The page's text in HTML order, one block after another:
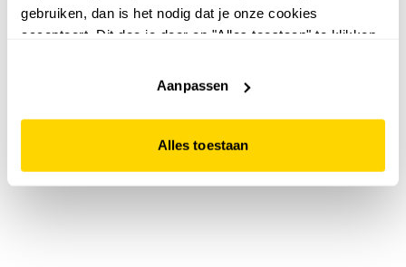
gebruiken, dan is het nodig dat je onze cookies
accepteert. Dit doe je door op "Alles toestaan" te klikken.
website niet optimaal functioneert.
Aanpassen
Alles toestaan